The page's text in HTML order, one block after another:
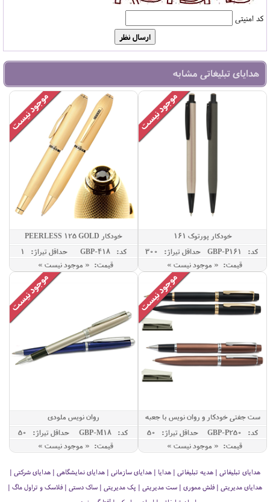
کد امنیتی
هدایای تبلیغاتی مشابه
خودکار پورتوک 161
کد: GBP-P161
حداقل تيراژ: 300
قیمت: « موجود نیست »
خودکار PEERLESS 125 GOLD
کد: GBP-418
حداقل تيراژ: 1
قیمت: « موجود نیست »
ست جفتی خودکار و روان نویس با جعبه
250
کد: GBP-P250
حداقل تيراژ: 50
قیمت: « موجود نیست »
روان نویس ملودی
کد: GBP-M18
حداقل تيراژ: 50
قیمت: « موجود نیست »
هدایای تبلیغاتی | هدیه تبلیغاتی | هدایا | هدایای سازمانی | هدایای نمایشگاهی | هدایای شرکتی |
هدایای مدیریتی | فلش مموری | ست مدیریتی | پک مدیریتی | ساک دستی | فلاسک و تراول ماگ |